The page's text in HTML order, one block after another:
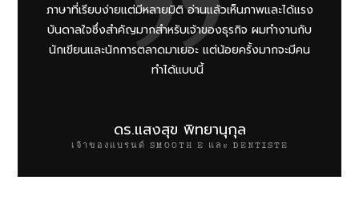
ภาษาที่เรียบง่ายแต่มีหลายมิติ อ่านแล้วเห็นภาพและได้แรง
บันดาลใจซึ่งสำคัญมากสำหรับเจ้าของธุรกิจ ผมทำงานกับ
นักเขียนและนักการตลาดมาเยอะ แต่น้อยครั้งมากจะมีคน
ทำได้แบบนี้
ดร.แสงสุข พิทยานุกุล
เจ้าของแบรนด์ SMOOTH E และ DENTISTE